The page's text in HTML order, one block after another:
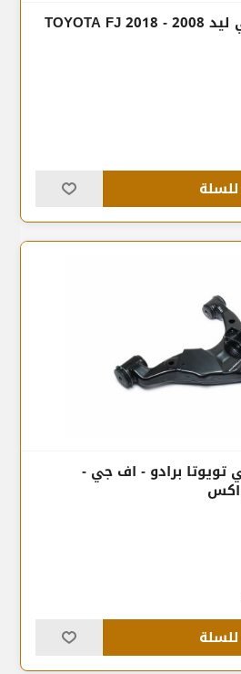
كشاف تويوتا اف جي ليد 2008 - 2018 TOYOTA FJ
تويوتا برادو - اف جي -
اكس